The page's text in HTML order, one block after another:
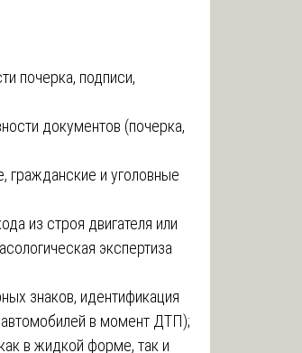
почерка, подписи,
документов (почерка,
гражданские и уголовные
из строя двигателя или
экспертиза
знаков, идентификация
в момент ДТП);
в жидкой форме, так и